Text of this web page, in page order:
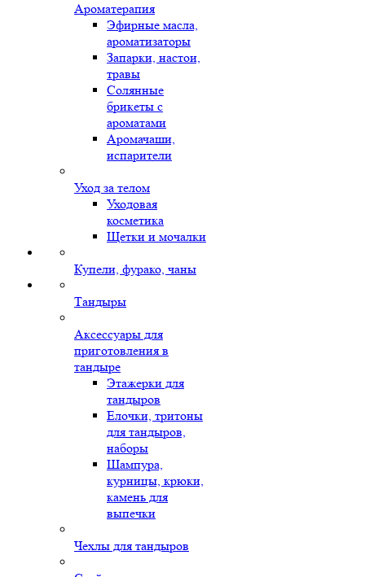
Ароматерапия
Эфирные масла,
ароматизаторы
Запарки, настои,
травы
Солянные
брикеты с
ароматами
Аромачаши,
испарители
Уход за телом
Уходовая
косметика
Щетки и мочалки
Купели, фурако, чаны
Тандыры
Аксессуары для
приготовления в
тандыре
Этажерки для
тандыров
Елочки, тритоны
для тандыров,
наборы
Шампура,
курницы, крюки,
камень для
выпечки
Чехлы для тандыров